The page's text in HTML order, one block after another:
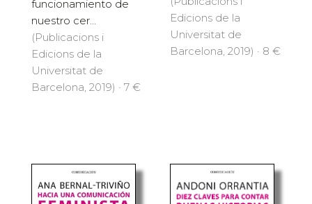
funcionamiento de
nuestro cer...
(Publicacions i
Edicions de la
Universitat de
Barcelona, 2019) · 7 €
Edicions de la
Universitat de
Barcelona, 2019) · 8 €